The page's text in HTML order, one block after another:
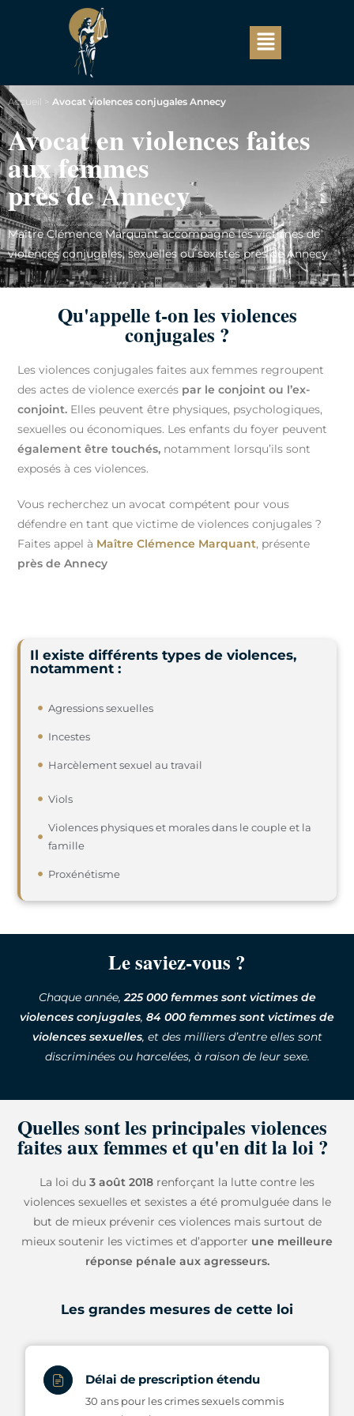
Accueil > Avocat violences conjugales Annecy
Avocat en violences faites
aux femmes
près de Annecy
Maître Clémence Marquant accompagne les victimes de
violences conjugales, sexuelles ou sexistes près de Annecy
Qu'appelle t-on les violences
conjugales ?
Les violences conjugales faites aux femmes regroupent
des actes de violence exercés par le conjoint ou l’ex-
conjoint. Elles peuvent être physiques, psychologiques,
sexuelles ou économiques. Les enfants du foyer peuvent
également être touchés, notamment lorsqu’ils sont
exposés à ces violences.
Vous recherchez un avocat compétent pour vous
défendre en tant que victime de violences conjugales ?
Faites appel à Maître Clémence Marquant, présente
près de Annecy
Il existe différents types de violences,
notamment :
Agressions sexuelles
Incestes
Harcèlement sexuel au travail
Viols
Violences physiques et morales dans le couple et la
famille
Proxénétisme
Le saviez-vous ?
Chaque année, 225 000 femmes sont victimes de
violences conjugales, 84 000 femmes sont victimes de
violences sexuelles, et des milliers d’entre elles sont
discriminées ou harcelées, à raison de leur sexe.
Quelles sont les principales violences
faites aux femmes et qu'en dit la loi ?
La loi du 3 août 2018 renforçant la lutte contre les
violences sexuelles et sexistes a été promulguée dans le
but de mieux prévenir ces violences mais surtout de
mieux soutenir les victimes et d’apporter une meilleure
réponse pénale aux agresseurs.
Les grandes mesures de cette loi
Délai de prescription étendu
30 ans pour les crimes sexuels commis